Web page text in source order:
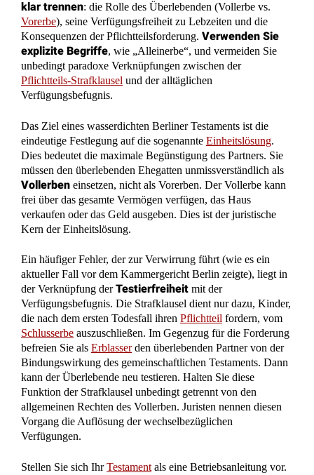
Pflichtteils-Strafklauselund der alltäglichen
Verfügungsbefugnis.
Das Ziel eines wasserdichten Berliner Testaments ist die
eindeutige Festlegung auf die sogenannteEinheitslösung
Dies bedeutet die maximale Begünstigung des Partners. Sie
müssen den überlebenden Ehegatten unmissverständlich als
frei über das gesamte Vermögen verfügen, das Haus
verkaufen oder das Geld ausgeben. Dies ist der juristische
Kern der Einheitslösung.
Ein häufiger Fehler, der zur Verwirrung führt (wie es ein
aktueller Fall vor dem Kammergericht Berlin zeigte), liegt in
der Verknüpfung derTestierfreiheitmit der
Verfügungsbefugnis. Die Strafklausel dient nur dazu, Kinder,
Schlusserbeauszuschließen. Im Gegenzug für die Forderung
befreien Sie alsErblasserden überlebenden Partner von der
Bindungswirkung des gemeinschaftlichen Testaments. Dann
kann der Überlebende neu testieren. Halten Sie diese
Funktion der Strafklausel unbedingt getrennt von den
allgemeinen Rechten des Vollerben. Juristen nennen diesen
Vorgang die Auflösung der wechselbezüglichen
Verfügungen.
Stellen Sie sich IhrTestamentals eine Betriebsanleitung vor.
Die Einheitslösung ist das Modell „Freie Fahrt“. Die im
Berliner Fall diskutierte, paradoxe Klausel lautete sinngemäß:
„Sie dürfen fahren, aber nur, wenn Sie vorher aussteigen.“
Testament unbrauchbar, weil das Gericht den Willen des